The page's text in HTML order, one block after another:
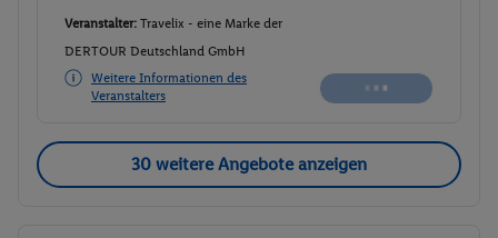
Veranstalter: Travelix - eine Marke der
DERTOUR Deutschland GmbH
Weitere Informationen des
Veranstalters
30 weitere Angebote anzeigen